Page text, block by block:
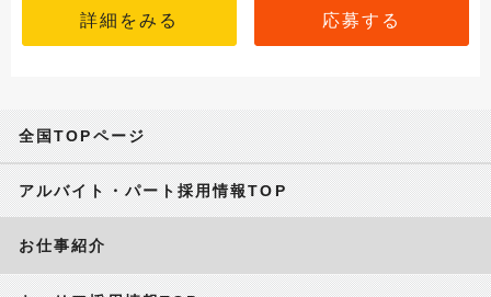
詳細をみる 応募する
全国TOPページ
アルバイト・パート採用情報TOP
お仕事紹介